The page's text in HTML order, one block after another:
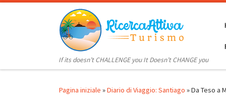
Passa al contenuto
If its doesn’t CHALLENGE you It Doesn’t CHANGE you
Pagina iniziale »Diario di Viaggio: Santiago »Da Teso a